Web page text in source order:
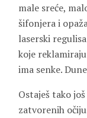
male sreće,
šifonjera i
laserski
koje
ima senke.
Ostaješ tako
zatvorenih